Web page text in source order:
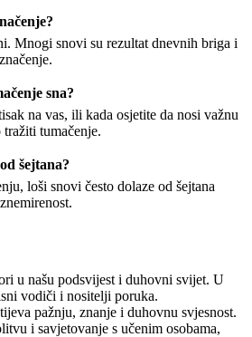
Mnogi snovi su rezultat dnevnih briga i
sna?
na vas, ili kada osjetite da nosi važnu
tumačenje.
šejtana?
loši snovi često dolaze od šejtana
u našu podsvijest i duhovni svijet. U
vodiči i nositelji poruka.
pažnju, znanje i duhovnu svjesnost.
i savjetovanje s učenim osobama,